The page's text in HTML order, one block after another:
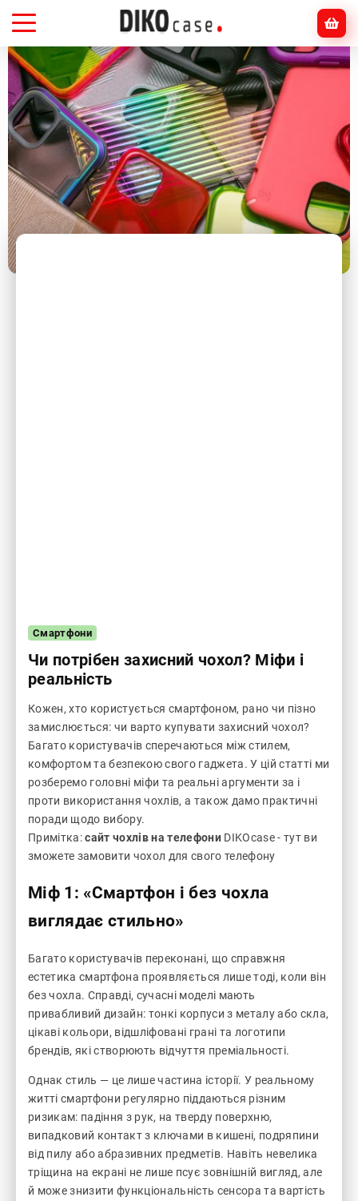
Головна Смартфони
Чи потрібен захисний чохол? Міфи і
реальність
Смартфони
Чи потрібен захисний чохол? Міфи і
реальність
Кожен, хто користується смартфоном, рано чи пізно
замислюється: чи варто купувати захисний чохол?
Багато користувачів сперечаються між стилем,
комфортом та безпекою свого гаджета. У цій статті ми
розберемо головні міфи та реальні аргументи за і
проти використання чохлів, а також дамо практичні
поради щодо вибору.
Примітка:сайт чохлів на телефони DIKOcase - тут ви
зможете замовити чохол для свого телефону
Міф 1: «Смартфон і без чохла
виглядає стильно»
Багато користувачів переконані, що справжня
естетика смартфона проявляється лише тоді, коли він
без чохла. Справді, сучасні моделі мають
привабливий дизайн: тонкі корпуси з металу або скла,
цікаві кольори, відшліфовані грані та логотипи
брендів, які створюють відчуття преміальності.
Однак стиль — це лише частина історії. У реальному
житті смартфони регулярно піддаються різним
ризикам: падіння з рук, на тверду поверхню,
випадковий контакт з ключами в кишені, подряпини
від пилу або абразивних предметів. Навіть невелика
тріщина на екрані не лише псує зовнішній вигляд, але
й може знизити функціональність сенсора та вартість